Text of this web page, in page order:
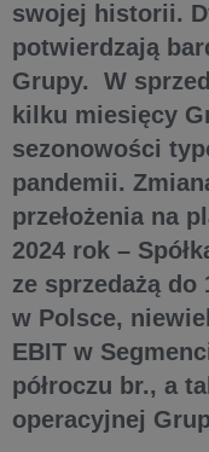
swojej historii.
potwierdzają
Grupy. W
kilku miesięcy
sezonowości
pandemii.
przełożenia na
2024 rok –
ze sprzedażą
w Polsce,
EBIT w
półroczu br., a
operacyjnej